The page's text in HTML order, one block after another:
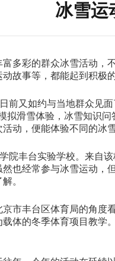
冰雪运
多彩的群众冰雪活动
故事等，都能起到积极的
前又如约与当地群众
拟滑雪体验，冰雪知识
动，便能体验不同的冰
院丰台实验学校。来
也经常参与冰雪运动
。
市丰台区体育局的角度
体的冬季体育项目教